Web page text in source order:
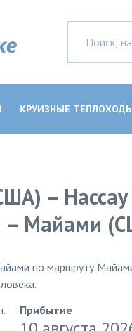
КРУИЗНЫЕ
–
– Майами
по маршруту
Прибытие